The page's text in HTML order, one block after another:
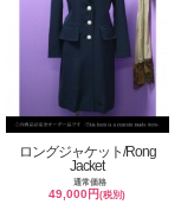
ロングジャケット/Rong
Jacket
通常価格
49,000円(税別)